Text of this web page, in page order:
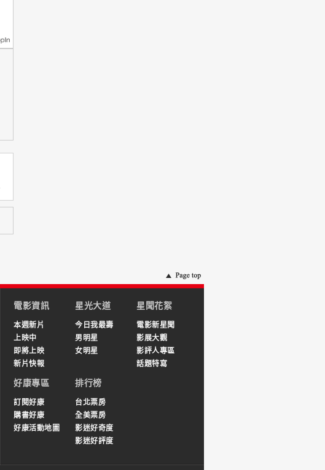
電影資訊
本週新片
上映中
即將上映
新片快報
星光大道
今日我最壽
男明星
女明星
星聞花絮
電影新星聞
影展大觀
影評人專區
話題特寫
好康專區
訂閱好康
購書好康
好康活動地圖
排行榜
台北票房
全美票房
影迷好奇度
影迷好評度